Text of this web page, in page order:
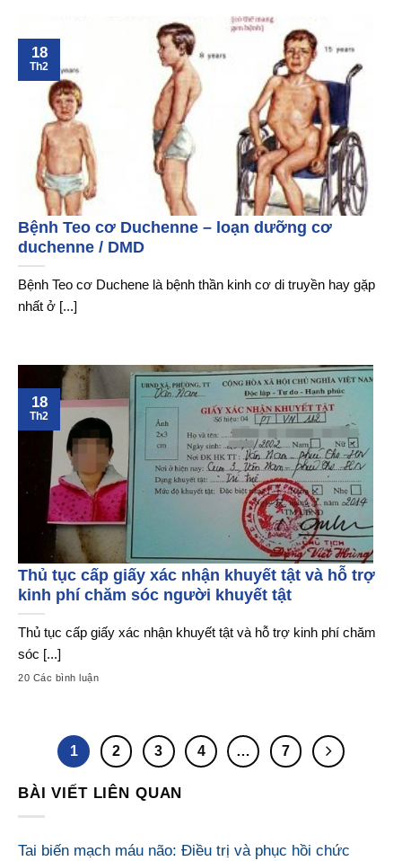
BÀI VIẾT LIÊN QUAN
Tai biến mạch máu não: Điều trị và phục hồi chức
Bệnh Teo cơ Duchenne – loạn dưỡng cơ
duchenne / DMD
Bệnh Teo cơ Duchene là bệnh thần kinh cơ di truyền hay gặp
nhất ở [...]
18
Th2
Thủ tục cấp giấy xác nhận khuyết tật và hỗ trợ
kinh phí chăm sóc người khuyết tật
Thủ tục cấp giấy xác nhận khuyết tật và hỗ trợ kinh phí chăm
sóc [...]
20 Các bình luận
18
Th2
1 2 3 4 … 7